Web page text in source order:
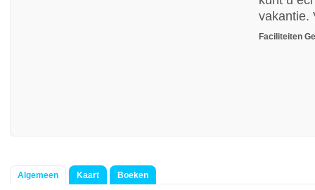
vakantie.
Faciliteiten
Algemeen Kaart Boeken